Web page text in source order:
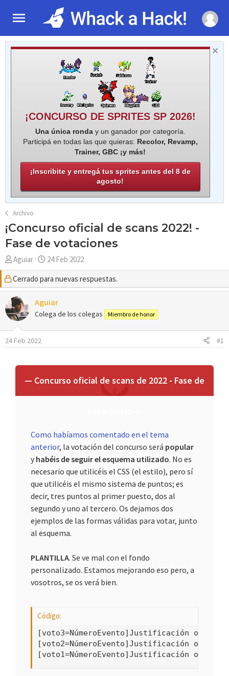
¡CONCURSO DE SPRITES SP 2026!
Una única ronday un ganador por categoría.
Participá en todas las que quieras: Recolor, Revamp,
Trainer, GBC ¡y más!
¡Inscribite y entregá tus sprites antes del 8 de
agosto!
Archivo
¡Concurso oficial de scans 2022! -
Fase de votaciones
A
u
t
o
r
Aguiar
F
e
c
h
a
d
i
c
i
24 Feb 2022
Cerrado para nuevas respuestas.
Aguiar
Colega de los colegas Miembro de honor
24 Feb 2022 #1
— Concurso oficial de scans de 2022 - Fase de
Como habíamos comentado en el tema
anterior, la votación del concurso será popular
y habéis de seguir el esquema utilizado. No es
necesario que utilicéis el CSS (el estilo), pero sí
que utilicéis el mismo sistema de puntos; es
decir, tres puntos al primer puesto, dos al
segundo y uno al tercero. Os dejamos dos
ejemplos de las formas válidas para votar, junto
al esquema.
PLANTILLA. Se ve mal con el fondo
personalizado. Estamos mejorando eso pero, a
vosotros, se os verá bien.
Código:
[voto3=NúmeroEvento]Justificación
[voto2=NúmeroEvento]Justificación
[voto1=NúmeroEvento]Justificación